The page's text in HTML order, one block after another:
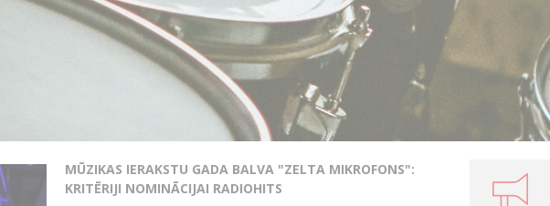
MŪZIKAS IERAKSTU GADA BALVA "ZELTA MIKROFONS":
KRITĒRIJI NOMINĀCIJAI RADIOHITS